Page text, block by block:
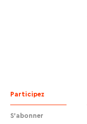
Participez
S'abonner